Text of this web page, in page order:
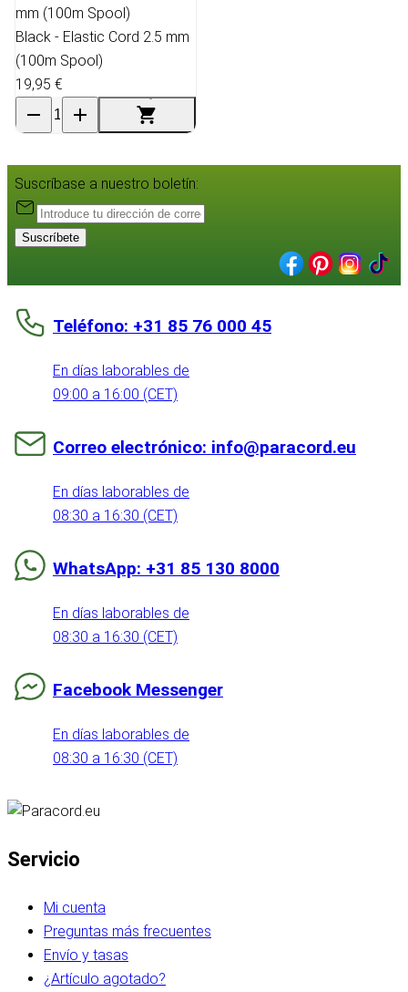
Black - Elastic Cord 2.5 mm
(100m Spool)
19,95 €
Suscríbase a nuestro boletín:
Suscríbete
Teléfono: +31 85 76 000 45
En días laborables de
09:00 a 16:00 (CET)
Correo electrónico: info@paracord.eu
En días laborables de
08:30 a 16:30 (CET)
WhatsApp: +31 85 130 8000
En días laborables de
08:30 a 16:30 (CET)
Facebook Messenger
En días laborables de
08:30 a 16:30 (CET)
Servicio
Mi cuenta
Preguntas más frecuentes
Envío y tasas
¿Artículo agotado?